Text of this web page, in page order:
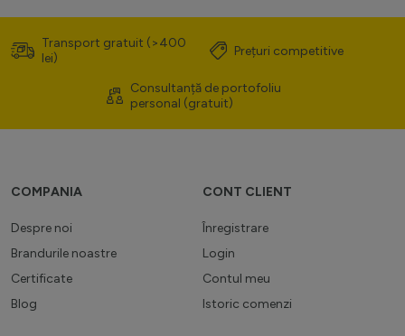
Transport gratuit (>400
lei)
Prețuri competitive
Consultanță de portofoliu
personal (gratuit)
COMPANIA
Despre noi
Brandurile noastre
Certificate
Blog
CONT CLIENT
Înregistrare
Login
Contul meu
Istoric comenzi